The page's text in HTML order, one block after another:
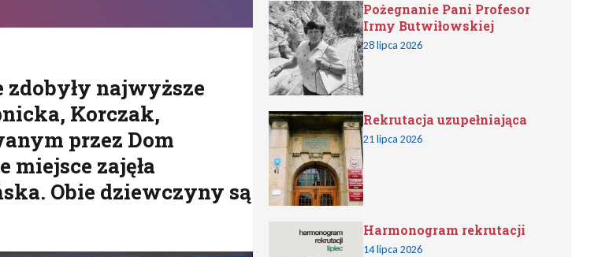
zdobyły najwyższe
Korczak,
przez Dom
zajęła
Obie dziewczyny są
Pożegnanie Pani Profesor
Irmy Butwiłowskiej
28 lipca 2026
Rekrutacja uzupełniająca
21 lipca 2026
Harmonogram rekrutacji
14 lipca 2026